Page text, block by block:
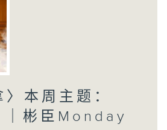
〉本周主题：
彬臣Monday